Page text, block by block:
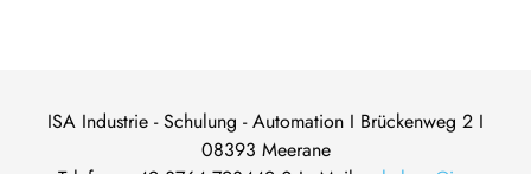
ISA Industrie - Schulung - Automation I Brückenweg 2 I
08393 Meerane